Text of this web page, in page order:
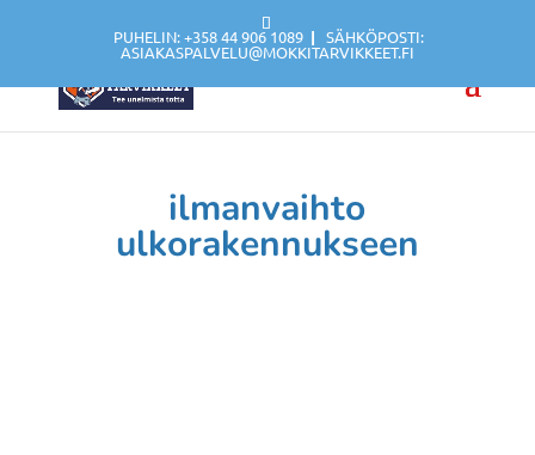
PUHELIN: +358 44 906 1089 |SÄHKÖPOSTI:
ASIAKASPALVELU@MOKKITARVIKKEET.FI
ilmanvaihto
ulkorakennukseen